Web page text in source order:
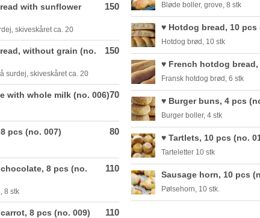
with sunflower
skiveskåret ca. 20
150
without grain (no.
surdej, skiveskåret ca. 20
150
with whole milk (no. 006)70
pcs (no. 007) 80
8 pcs (no.
8 stk
110
8 pcs (no. 009) 110
Bløde boller, grove, 8 stk
♥️ Hotdog bread, 10 pcs
Hotdog brød, 10 stk
♥️ French hotdog bread,
Fransk hotdog brød, 6 stk
♥️ Burger buns, 4 pcs
Burger boller, 4 stk
♥️ Tartlets, 10 pcs (no.
Tarteletter 10 stk
Sausage horn, 10 pcs
Pølsehorn, 10 stk.